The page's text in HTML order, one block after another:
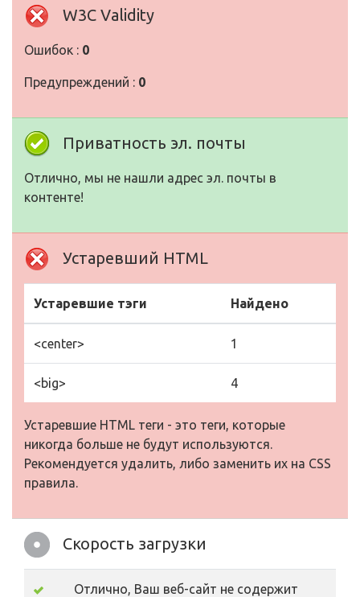
W3C Validity
Ошибок : 0
Предупреждений : 0
Приватность эл. почты
Отлично, мы не нашли адрес эл. почты в
контенте!
Устаревший HTML
Устаревшие тэги Найдено
<center> 1
<big> 4
Устаревшие HTML теги - это теги, которые
никогда больше не будут используются.
Рекомендуется удалить, либо заменить их на CSS
правила.
Скорость загрузки
Отлично, Ваш веб-сайт не содержит